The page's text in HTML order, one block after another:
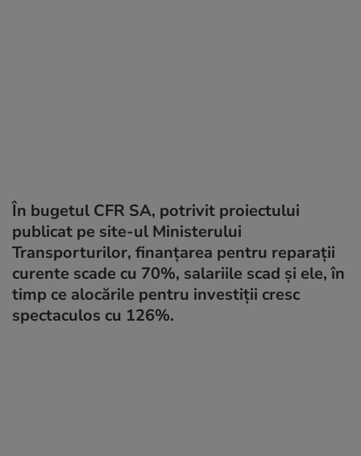
În bugetul CFR SA, potrivit proiectului
publicat pe site-ul Ministerului
Transporturilor, finanțarea pentru reparații
curente scade cu 70%, salariile scad și ele, în
timp ce alocările pentru investiții cresc
spectaculos cu 126%.